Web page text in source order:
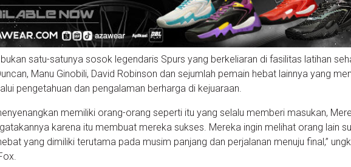
satu-satunya sosok legendaris Spurs yang berkeliaran di fasilitas latihan
Manu Ginobili, David Robinson dan sejumlah pemain hebat lainnya yang
pengetahuan dan pengalaman berharga di kejuaraan.
memiliki orang-orang seperti itu yang selalu memberi masukan,
karena itu membuat mereka sukses. Mereka ingin melihat orang lain
yang dimiliki terutama pada musim panjang dan perjalanan menuju final,”